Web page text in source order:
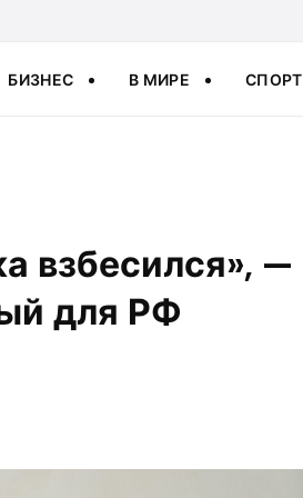
БИЗНЕС В МИРЕ СПОРТ
взбесился», —
для РФ